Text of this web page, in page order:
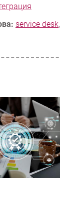
service desk,